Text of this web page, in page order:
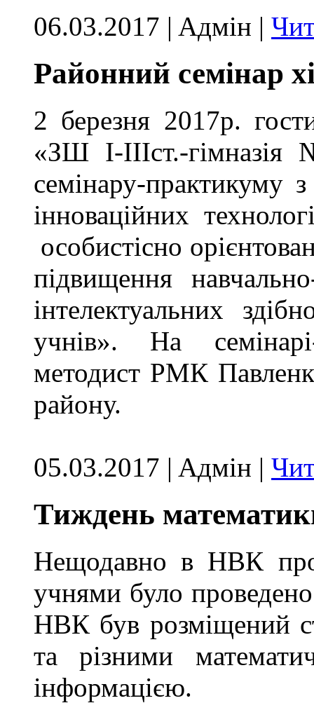
06.03.2017 | Aдмін |
Районний семінар
2 березня 2017р.
«ЗШ І-ІІІст.-
семінару-практикуму
інноваційних
особистісно
підвищення
інтелектуальних
учнів». На
методист РМК
району.
05.03.2017 | Aдмін |
Тиждень
Нещодавно в НВК
учнями було
НВК був розміщений
та різними
інформацією.